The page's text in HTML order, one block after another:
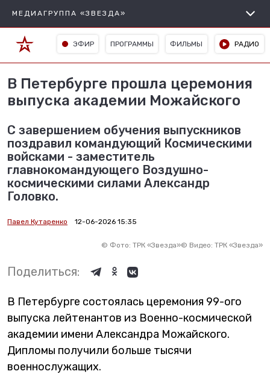
МЕДИАГРУППА «ЗВЕЗДА»
ЭФИР ПРОГРАММЫ ФИЛЬМЫ РАДИО
В Петербурге прошла церемония
выпуска академии Можайского
С завершением обучения выпускников
поздравил командующий Космическими
войсками - заместитель
главнокомандующего Воздушно-
космическими силами Александр
Головко.
Павел Кутаренко 12-06-2026 15:35
© Фото: ТРК «Звезда»© Видео: ТРК «Звезда»
Поделиться:
В Петербурге состоялась церемония 99-ого
выпуска лейтенантов из Военно-космической
академии имени Александра Можайского.
Дипломы получили больше тысячи
военнослужащих.